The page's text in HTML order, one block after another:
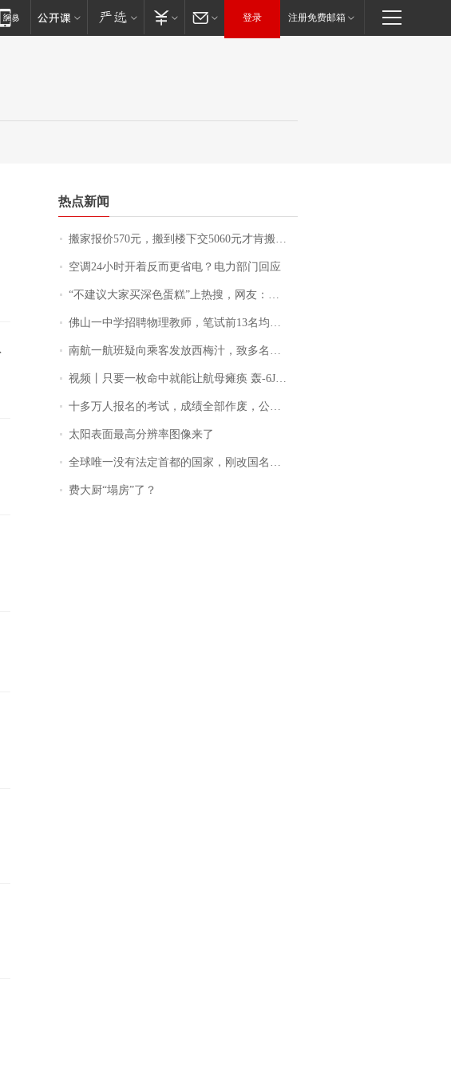
登录 注册免费邮箱
热点新闻
搬家报价570元，搬到楼下交5060元才肯搬上楼！女子傻眼了……
空调24小时开着反而更省电？电力部门回应
“不建议大家买深色蛋糕”上热搜，网友：天塌了！
佛山一中学招聘物理教师，笔试前13名均遭淘汰？教育局：已叫停招聘，成立调查组全面核查
南航一航班疑向乘客发放西梅汁，致多名乘客在飞行途中排队上厕所！乘客：机上100多人只有2个厕所；客服回应：并非每架飞机都会发放西梅汁
视频丨只要一枚命中就能让航母瘫痪 轰-6J实力有多强？
十多万人报名的考试，成绩全部作废，公平么？
太阳表面最高分辨率图像来了
全球唯一没有法定首都的国家，刚改国名，总统就邀请中国大使骑行绕了几乎整个国境线一圈，还曾两次到中国寻根
费大厨“塌房”了？